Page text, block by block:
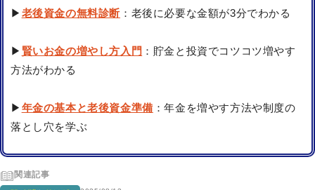
▶ 老後資金の無料診断 ：老後に必要な金額が3分でわかる
▶ 賢いお金の増やし方入門 ：貯金と投資でコツコツ増やす
方法がわかる
▶ 年金の基本と老後資金準備 ：年金を増やす方法や制度の
落とし穴を学ぶ
関連記事